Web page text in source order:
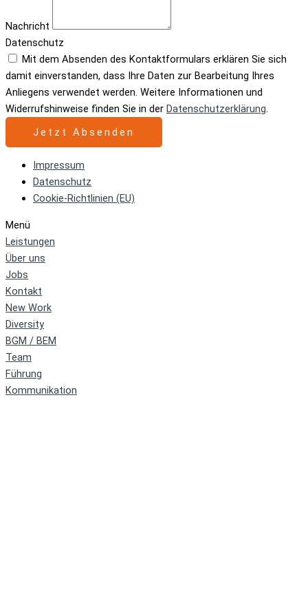
Nachricht
Datenschutz
Mit dem Absenden des Kontaktformulars erklären Sie sich
damit einverstanden, dass Ihre Daten zur Bearbeitung Ihres
Anliegens verwendet werden. Weitere Informationen und
Widerrufshinweise finden Sie in der Datenschutzerklärung.
Jetzt Absenden
Impressum
Datenschutz
Cookie-Richtlinien (EU)
Menü
Leistungen
Über uns
Jobs
Kontakt
New Work
Diversity
BGM / BEM
Team
Führung
Kommunikation